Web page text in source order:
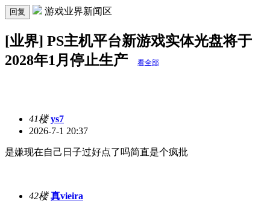
回复 游戏业界新闻区
[业界] PS主机平台新游戏实体光盘将于
2028年1月停止生产
看全部
41楼 ys7
2026-7-1 20:37
是嫌现在自己日子过好点了吗简直是个疯批
42楼 真vieira